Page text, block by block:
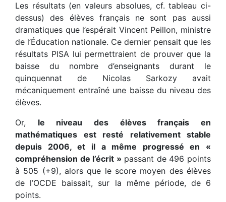
Les résultats (en valeurs absolues, cf. tableau ci-
dessus) des élèves français ne sont pas aussi
dramatiques que l’espérait Vincent Peillon, ministre
de l’Éducation nationale. Ce dernier pensait que les
résultats PISA lui permettraient de prouver que la
baisse du nombre d’enseignants durant le
quinquennat de Nicolas Sarkozy avait
mécaniquement entraîné une baisse du niveau des
élèves.
Or, le niveau des élèves français en
mathématiques est resté relativement stable
depuis 2006, et il a même progressé en «
compréhension de l’écrit » passant de 496 points
à 505 (+9), alors que le score moyen des élèves
de l’OCDE baissait, sur la même période, de 6
points.